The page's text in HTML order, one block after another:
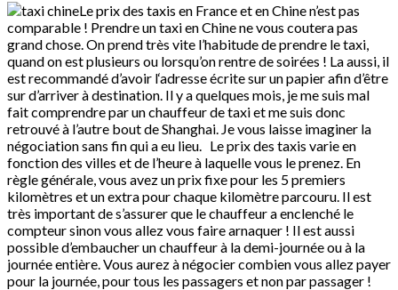
Le prix des taxis en France et en Chine n’est pas
comparable ! Prendre un taxi en Chine ne vous coutera pas
grand chose. On prend très vite l’habitude de prendre le taxi,
quand on est plusieurs ou lorsqu’on rentre de soirées ! La aussi, il
est recommandé d’avoir l‘adresse écrite sur un papier afin d’être
sur d’arriver à destination. Il y a quelques mois, je me suis mal
fait comprendre par un chauffeur de taxi et me suis donc
retrouvé à l’autre bout de Shanghai. Je vous laisse imaginer la
négociation sans fin qui a eu lieu. Le prix des taxis varie en
fonction des villes et de l’heure à laquelle vous le prenez. En
règle générale, vous avez un prix fixe pour les 5 premiers
kilomètres et un extra pour chaque kilomètre parcouru. Il est
très important de s’assurer que le chauffeur a enclenché le
compteur sinon vous allez vous faire arnaquer ! Il est aussi
possible d’embaucher un chauffeur à la demi-journée ou à la
journée entière. Vous aurez à négocier combien vous allez payer
pour la journée, pour tous les passagers et non par passager !